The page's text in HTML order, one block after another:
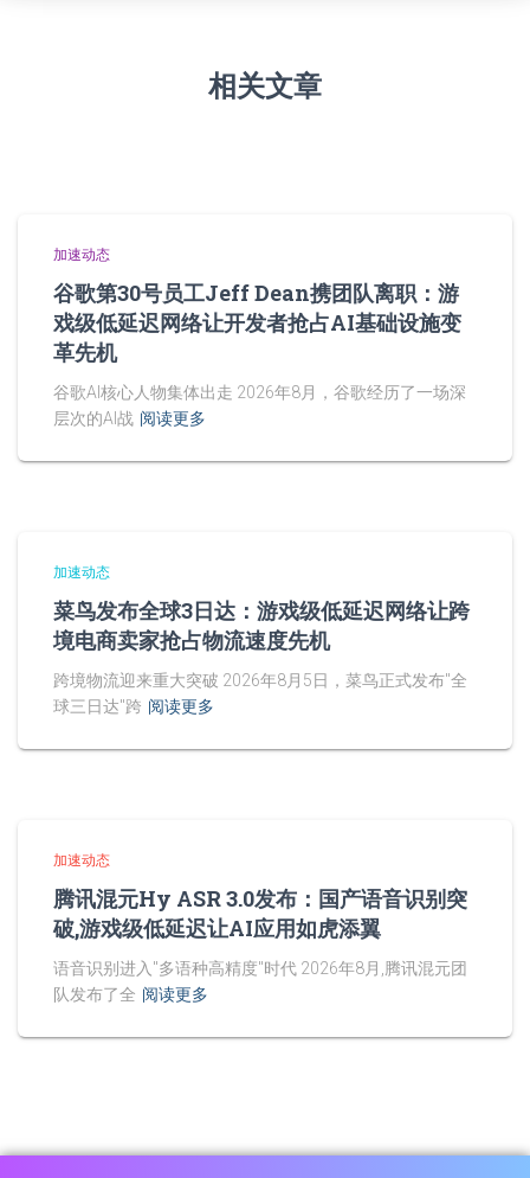
相关文章
加速动态
谷歌第30号员工Jeff Dean携团队离职：游
戏级低延迟网络让开发者抢占AI基础设施变
革先机
谷歌AI核心人物集体出走 2026年8月，谷歌经历了一场深
层次的AI战 阅读更多
加速动态
菜鸟发布全球3日达：游戏级低延迟网络让跨
境电商卖家抢占物流速度先机
跨境物流迎来重大突破 2026年8月5日，菜鸟正式发布"全
球三日达"跨 阅读更多
加速动态
腾讯混元Hy ASR 3.0发布：国产语音识别突
破,游戏级低延迟让AI应用如虎添翼
语音识别进入"多语种高精度"时代 2026年8月,腾讯混元团
队发布了全 阅读更多